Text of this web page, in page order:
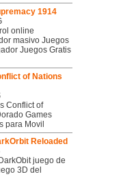
1914
online
masivo Juegos
Juegos Gratis
of Nations
Conflict of
Games
para Movil
Reloaded
juego de
3D del